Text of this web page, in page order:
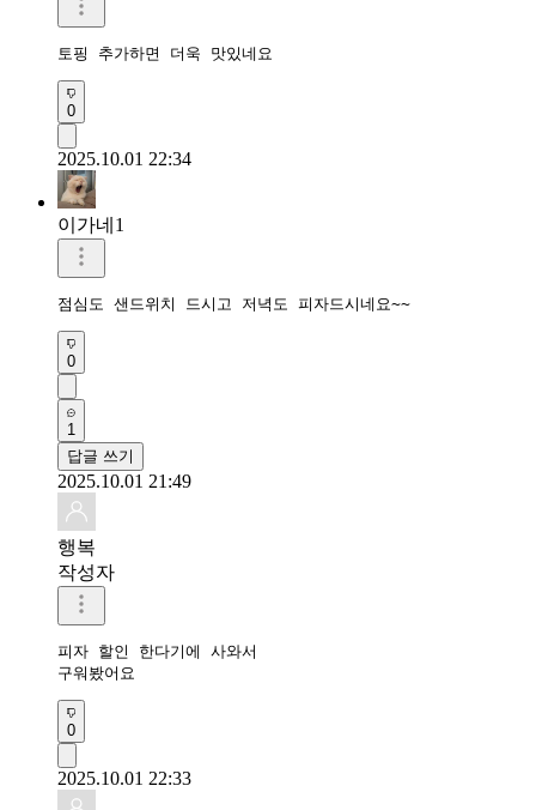
토핑 추가하면 더욱 맛있네요
0
2025.10.01 22:34
이가네1
점심도 샌드위치 드시고 저녁도 피자드시네요~~
0
1
답글 쓰기
2025.10.01 21:49
행복
작성자
피자 할인 한다기에 사와서
구워봤어요
0
2025.10.01 22:33